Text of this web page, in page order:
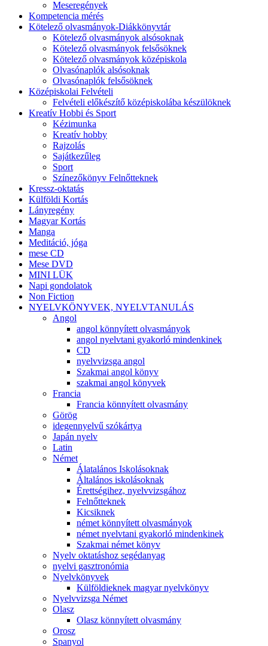
Meseregények
Kompetencia mérés
Kötelező olvasmányok-Diákkönyvtár
Kötelező olvasmányok alsósoknak
Kötelező olvasmányok felsősöknek
Kötelező olvasmányok középiskola
Olvasónaplók alsósoknak
Olvasónaplók felsősöknek
Középiskolai Felvételi
Felvételi előkészítő középiskolába készülöknek
Kreatív Hobbi és Sport
Kézimunka
Kreatív hobby
Rajzolás
Sajátkezűleg
Sport
Színezőkönyv Felnőtteknek
Kressz-oktatás
Külföldi Kortás
Lányregény
Magyar Kortás
Manga
Meditáció, jóga
mese CD
Mese DVD
MINI LÜK
Napi gondolatok
Non Fiction
NYELVKÖNYVEK, NYELVTANULÁS
Angol
angol könnyített olvasmányok
angol nyelvtani gyakorló mindenkinek
CD
nyelvvizsga angol
Szakmai angol könyv
szakmai angol könyvek
Francia
Francia könnyített olvasmány
Görög
idegennyelvű szókártya
Japán nyelv
Latin
Német
Álatalános Iskolásoknak
Általános iskolásoknak
Érettségihez, nyelvvizsgához
Felnőtteknek
Kicsiknek
német könnyített olvasmányok
német nyelvtani gyakorló mindenkinek
Szakmai német könyv
Nyelv oktatáshoz segédanyag
nyelvi gasztronómia
Nyelvkönyvek
Külföldieknek magyar nyelvkönyv
Nyelvvizsga Német
Olasz
Olasz könnyített olvasmány
Orosz
Spanyol